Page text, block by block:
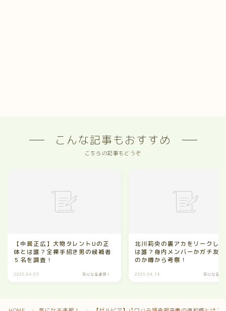
Follow Me
こんな記事もおすすめ
こちらの記事もどうぞ
【中居正広】大物タレントUの正
体とは誰？全裸手招き男の候補者
５名を調査！
2025.04.03 気になる速報！
北川莉央の裏アカをリークし
は誰？身内メンバーかガチ友
のか噂から考察！
2025.04.14 気になる速